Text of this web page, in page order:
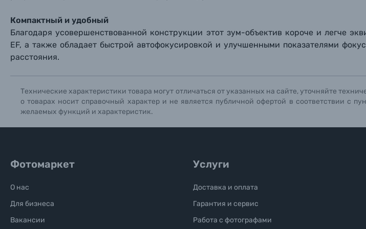
Компактный и удобный
Благодаря усовершенствованной конструкции этот зум-объектив короче и легче
EF, а также обладает быстрой автофокусировкой и улучшенными показателями
расстояния.
Технические характеристики товара могут отличаться от указанных на сайте, уточняйте
о товарах носит справочный характер и не является публичной офертой в соответствии с
желаемых функций и характеристик.
Фотомаркет
О нас
Для бизнеса
Вакансии
Услуги
Доставка и оплата
Гарантия и сервис
Работа с фотографами